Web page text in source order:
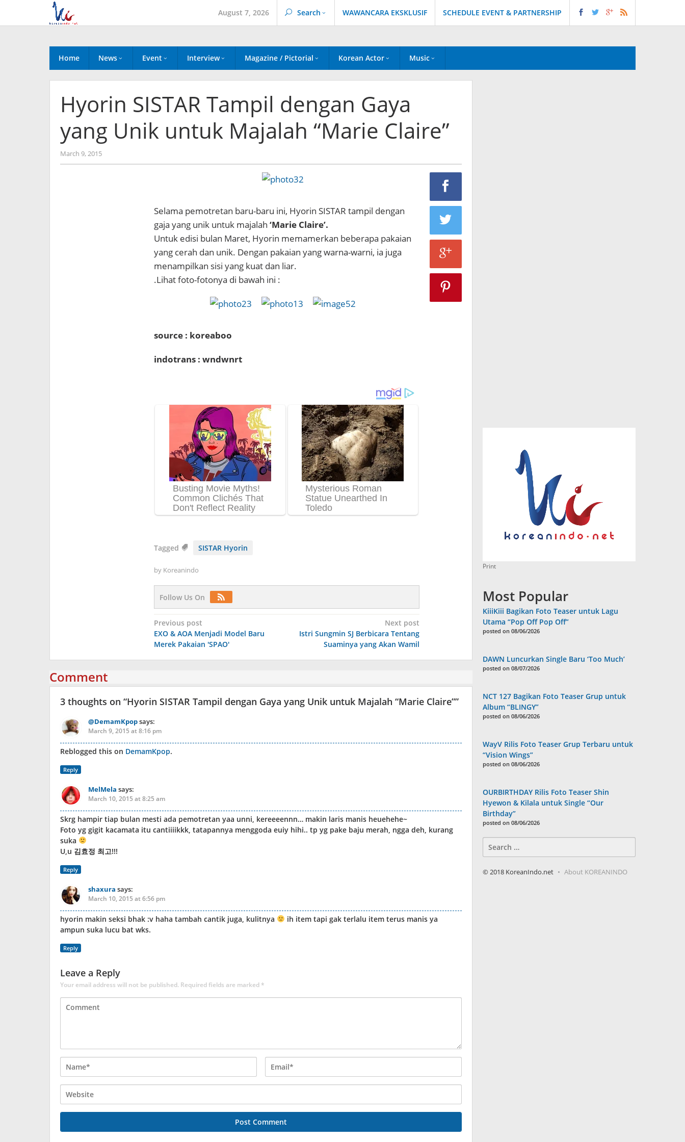
content
August 7, 2026 Search WAWANCARA EKSKLUSIF SCHEDULE EVENT & PARTNERSHIP
Home News Event Interview Magazine / Pictorial Korean Actor Music
Hyorin SISTAR Tampil dengan Gaya
yang Unik untuk Majalah “Marie Claire”
March 9, 2015by
Koreanindo
Selama pemotretan baru-baru ini, Hyorin SISTAR tampil dengan
gaja yang unik untuk majalah ‘Marie Claire’.
Untuk edisi bulan Maret, Hyorin memamerkan beberapa pakaian
yang cerah dan unik. Dengan pakaian yang warna-warni, ia juga
menampilkan sisi yang kuat dan liar.
.Lihat foto-fotonya di bawah ini :
source : koreaboo
indotrans : wndwnrt
Tagged SISTAR Hyorin
by Koreanindo
Follow Us On
Post
navigation
Previous post
EXO & AOA Menjadi Model Baru
Merek Pakaian 'SPAO'
Next post
Istri Sungmin SJ Berbicara Tentang
Suaminya yang Akan Wamil
Comment
3 thoughts on “Hyorin SISTAR Tampil dengan Gaya yang Unik untuk Majalah “Marie Claire””
@DemamKpopsays:
March 9, 2015 at 8:16 pm
Reblogged this on DemamKpop.
Reply
MelMela says:
March 10, 2015 at 8:25 am
Skrg hampir tiap bulan mesti ada pemotretan yaa unni, kereeeennn… makin laris manis heuehehe~
Foto yg gigit kacamata itu cantiiiikkk, tatapannya menggoda euiy hihi.. tp yg pake baju merah, ngga deh, kurang
suka
U,u 김효정 최고!!!
Reply
shaxura says:
March 10, 2015 at 6:56 pm
hyorin makin seksi bhak :v haha tambah cantik juga, kulitnya
ih item tapi gak terlalu item terus manis ya
ampun suka lucu bat wks.
Reply
Leave a Reply
Your email address will not be published. Required fields are marked*
Print
Most Popular
KiiiKiii Bagikan Foto Teaser untuk Lagu
Utama “Pop Off Pop Off”
posted on 08/06/2026
DAWN Luncurkan Single Baru ‘Too Much’
posted on 08/07/2026
NCT 127 Bagikan Foto Teaser Grup untuk
Album “BLINGY”
posted on 08/06/2026
WayV Rilis Foto Teaser Grup Terbaru untuk
“Vision Wings”
posted on 08/06/2026
OURBIRTHDAY Rilis Foto Teaser Shin
Hyewon & Kilala untuk Single “Our
Birthday”
posted on 08/06/2026
for:
© 2018 KoreanIndo.net About KOREANINDO